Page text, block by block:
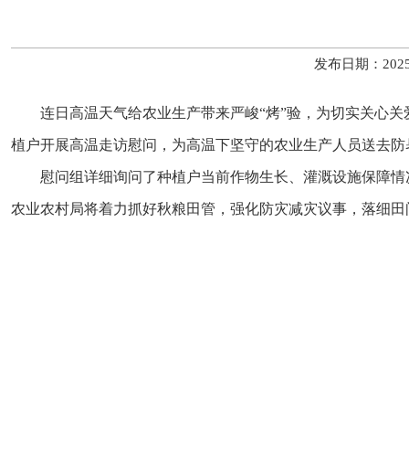
发布日期：
连日高温天气给农业生产带来严峻“烤”验，为切实关心
植户开展高温走访慰问，为高温下坚守的农业生产人员送去
慰问组详细询问了种植户当前作物生长、灌溉设施保障
农业农村局将着力抓好秋粮田管，强化防灾减灾议事，落细